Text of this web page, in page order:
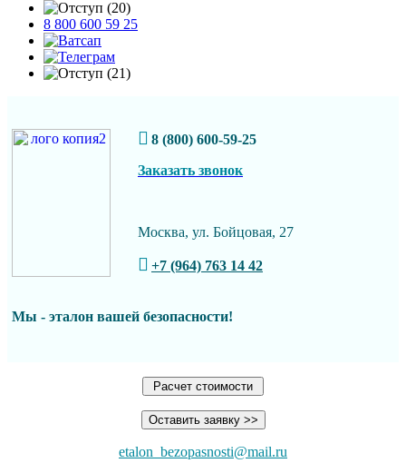
8 800 600 59 25
8 (800) 600-59-25
Заказать звонок
Москва, ул. Бойцовая, 27
+7 (964) 763 14 42
Мы - эталон вашей безопасности!
Расчет стоимости
Оставить заявку >>
etalon_bezopasnosti@mail.ru